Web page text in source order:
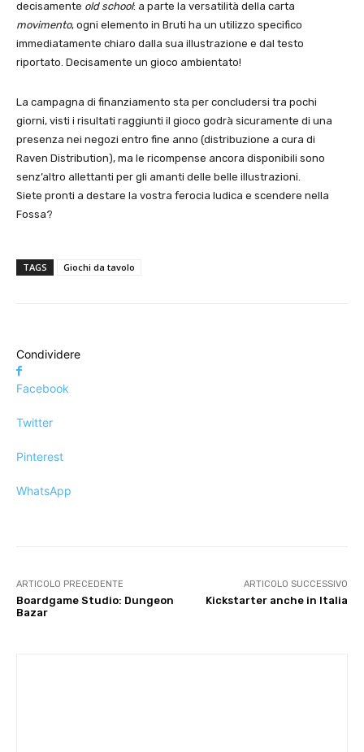
decisamente old school: a parte la versatilità della carta
movimento, ogni elemento in Bruti ha un utilizzo specifico
immediatamente chiaro dalla sua illustrazione e dal testo
riportato. Decisamente un gioco ambientato!
La campagna di finanziamento sta per concludersi tra pochi
giorni, visti i risultati raggiunti il gioco godrà sicuramente di una
presenza nei negozi entro fine anno (distribuzione a cura di
Raven Distribution), ma le ricompense ancora disponibili sono
senz’altro allettanti per gli amanti delle belle illustrazioni.
Siete pronti a destare la vostra ferocia ludica e scendere nella
Fossa?
TAGS Giochi da tavolo
Condividere
Facebook
Twitter
Pinterest
WhatsApp
ARTICOLO PRECEDENTE
Boardgame Studio: Dungeon
Bazar
ARTICOLO SUCCESSIVO
Kickstarter anche in Italia